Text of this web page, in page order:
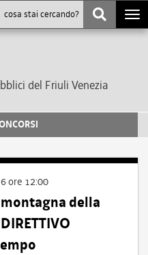
del Friuli Venezia
ore 12:00
della